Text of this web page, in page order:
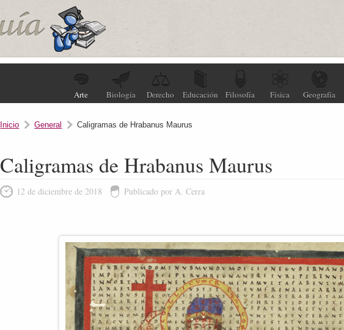
Arte Biología Derecho Educación Filosofía Física Geografía
Inicio General Caligramas de Hrabanus Maurus
Caligramas de Hrabanus Maurus
12 de diciembre de 2018 Publicado por A. Cerra